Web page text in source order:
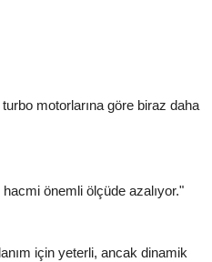
motorlarına göre biraz daha
önemli ölçüde azalıyor."
için yeterli, ancak dinamik